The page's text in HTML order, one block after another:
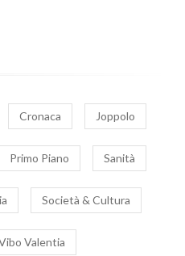
Cronaca Joppolo
Primo Piano Sanità
Società & Cultura
Valentia